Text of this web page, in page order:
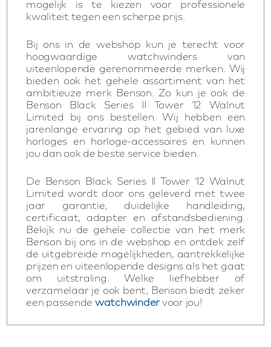
mogelijk is te kiezen voor professionele
kwaliteit tegen een scherpe prijs.
Bij ons in de webshop kun je terecht voor
hoogwaardige watchwinders van
uiteenlopende gerenommeerde merken. Wij
bieden ook het gehele assortiment van het
ambitieuze merk Benson. Zo kun je ook de
Benson Black Series II Tower 12 Walnut
Limited bij ons bestellen. Wij hebben een
jarenlange ervaring op het gebied van luxe
horloges en horloge-accessoires en kunnen
jou dan ook de beste service bieden.
De Benson Black Series II Tower 12 Walnut
Limited wordt door ons geleverd met twee
jaar garantie, duidelijke handleiding,
certificaat, adapter en afstandsbediening.
Bekijk nu de gehele collectie van het merk
Benson bij ons in de webshop en ontdek zelf
de uitgebreide mogelijkheden, aantrekkelijke
prijzen en uiteenlopende designs als het gaat
om uitstraling. Welke liefhebber of
verzamelaar je ook bent, Benson biedt zeker
een passende watchwindervoor jou!